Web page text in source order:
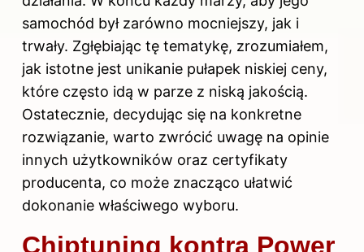
samochód był zarówno mocniejszy, jak i
trwały. Zgłębiając tę tematykę, zrozumiałem,
jak istotne jest unikanie pułapek niskiej ceny,
które często idą w parze z niską jakością.
Ostatecznie, decydując się na konkretne
rozwiązanie, warto zwrócić uwagę na opinie
innych użytkowników oraz certyfikaty
producenta, co może znacząco ułatwić
dokonanie właściwego wyboru.
Chiptuning kontra Power